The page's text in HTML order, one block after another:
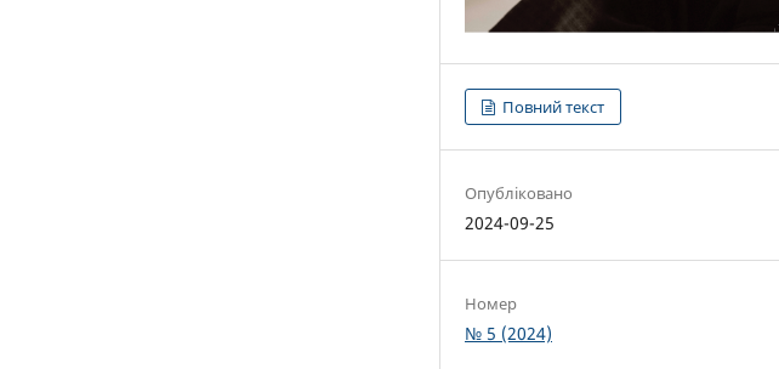
Повний текст
Опубліковано
2024-09-25
Номер
№ 5 (2024)